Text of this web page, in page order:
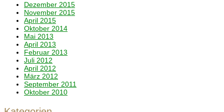
Dezember 2015
November 2015
April 2015
Oktober 2014
Mai 2013
April 2013
Februar 2013
Juli 2012
April 2012
März 2012
September 2011
Oktober 2010